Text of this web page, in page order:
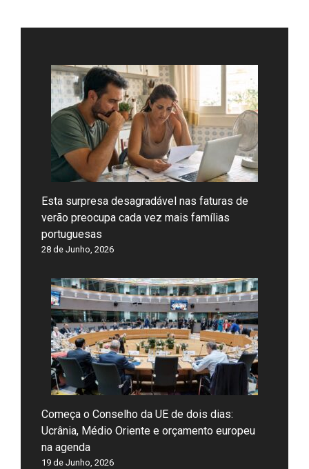
Esta surpresa desagradável nas faturas de
verão preocupa cada vez mais famílias
portuguesas
28 de Junho, 2026
Começa o Conselho da UE de dois dias:
Ucrânia, Médio Oriente e orçamento europeu
na agenda
19 de Junho, 2026